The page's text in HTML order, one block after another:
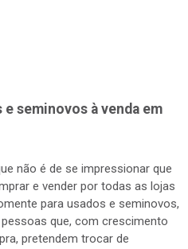
e vender por todas as lojas
para usados e seminovos,
que, com crescimento
pretendem trocar de